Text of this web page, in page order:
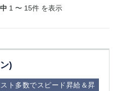
1 〜 15件 を表示
)
ト多数でスピード昇給＆昇
田
寺
センター